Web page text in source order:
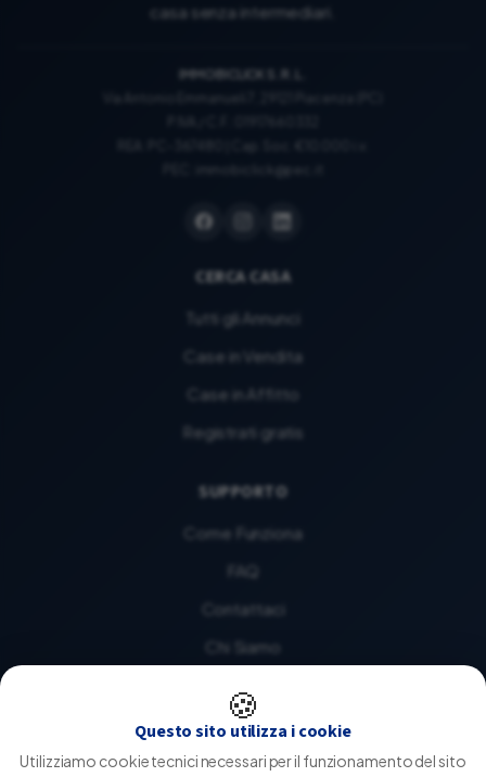
casa senza intermediari.
IMMOBICLICK S.R.L.
CERCA CASA
Tutti gli Annunci
Case in Vendita
Case in Affitto
Registrati gratis
SUPPORTO
Come Funziona
FAQ
Contattaci
Chi Siamo
LEGALE
🍪
Questo sito utilizza i cookie
Utilizziamo cookie tecnici necessari per il funzionamento del sito